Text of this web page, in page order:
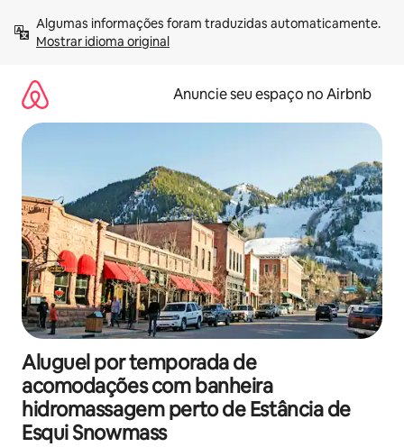
para
Mostrar idioma original
Anuncie seu espaço no Airbnb
Aluguel por temporada de
acomodações com banheira
hidromassagem perto de Estância de
Esqui Snowmass